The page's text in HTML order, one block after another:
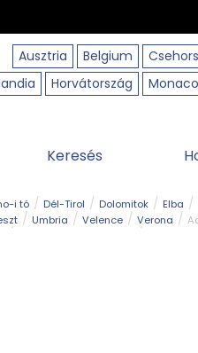
Ausztria
Belgium
Horvátország Monaco
Keresés
i tó Dél-Tirol Dolomitok
Elba
Umbria Velence Verona